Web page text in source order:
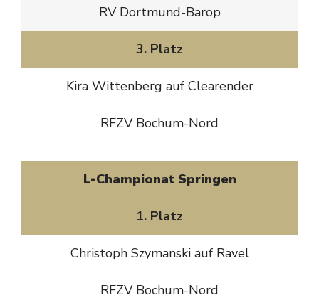
RV Dortmund-Barop
3. Platz
Kira Wittenberg auf Clearender
RFZV Bochum-Nord
L-Championat Springen
1. Platz
Christoph Szymanski auf Ravel
RFZV Bochum-Nord